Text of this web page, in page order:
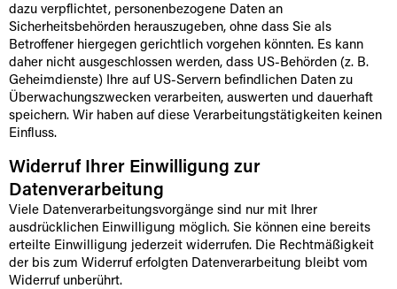
dazu verpflichtet, personenbezogene Daten an
Sicherheitsbehörden herauszugeben, ohne dass Sie als
Betroffener hiergegen gerichtlich vorgehen könnten. Es kann
daher nicht ausgeschlossen werden, dass US-Behörden (z. B.
Geheimdienste) Ihre auf US-Servern befindlichen Daten zu
Überwachungszwecken verarbeiten, auswerten und dauerhaft
speichern. Wir haben auf diese Verarbeitungstätigkeiten keinen
Einfluss.
Widerruf Ihrer Einwilligung zur
Datenverarbeitung
Viele Datenverarbeitungsvorgänge sind nur mit Ihrer
ausdrücklichen Einwilligung möglich. Sie können eine bereits
erteilte Einwilligung jederzeit widerrufen. Die Rechtmäßigkeit
der bis zum Widerruf erfolgten Datenverarbeitung bleibt vom
Widerruf unberührt.